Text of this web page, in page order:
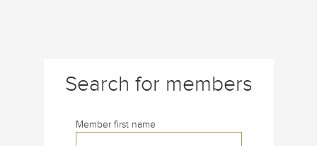
Search for members
Member first name